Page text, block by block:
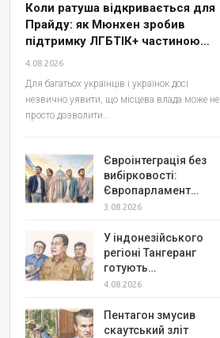
Коли ратуша відкривається для
Прайду: як Мюнхен зробив
підтримку ЛГБТІК+ частиною…
4.08.2026
Для багатьох українців і українок досі
незвично уявити, що місцева влада може не
просто дозволити…
Євроінтеграція без
вибірковості:
Європарламент…
3.08.2026
У індонезійського
регіоні Тангеранг
готують…
4.08.2026
Пентагон змусив
скаутський зліт